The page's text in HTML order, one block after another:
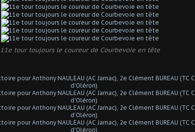
11e tour toujours le coureur de Courbevoie en tête